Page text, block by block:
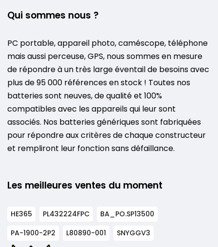
Qui sommes nous ?
PC portable, appareil photo, caméscope, téléphone
mais aussi perceuse, GPS, nous sommes en mesure
de répondre à un très large éventail de besoins avec
plus de 95 000 références en stock ! Toutes nos
batteries sont neuves, de qualité et 100%
compatibles avec les appareils qui leur sont
associés. Nos batteries génériques sont fabriquées
pour répondre aux critères de chaque constructeur
et rempliront leur fonction sans défaillance.
Les meilleures ventes du moment
HE365 PL432224FPC
BA_PO.SP13500
PA-1900-2P2
L80890-001 SNYGGV3